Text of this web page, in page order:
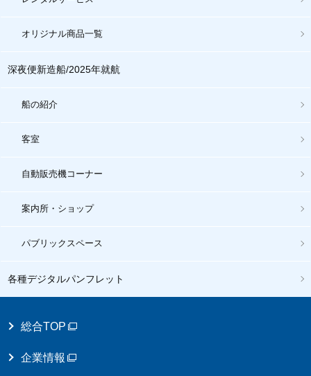
オリジナル商品一覧
深夜便新造船/2025年就航
船の紹介
客室
自動販売機コーナー
案内所・ショップ
パブリックスペース
各種デジタルパンフレット
総合TOP
企業情報